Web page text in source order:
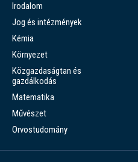
Irodalom
Jog és intézmények
Kémia
Környezet
Közgazdaságtan és
gazdálkodás
Matematika
Művészet
Orvostudomány